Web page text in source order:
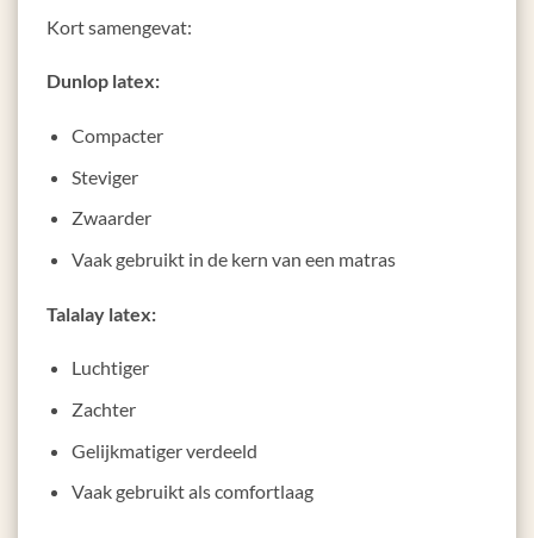
Kort samengevat:
Dunlop latex:
Compacter
Steviger
Zwaarder
Vaak gebruikt in de kern van een matras
Talalay latex:
Luchtiger
Zachter
Gelijkmatiger verdeeld
Vaak gebruikt als comfortlaag